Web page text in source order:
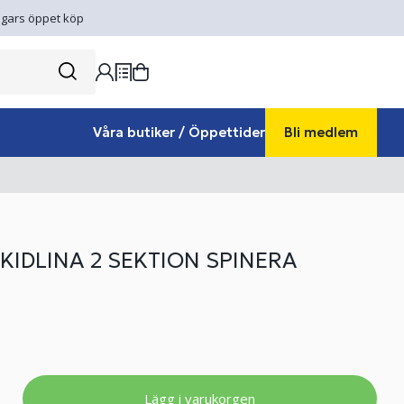
öppet köp
Våra butiker / Öppettider Bli medlem
2 SEKTION SPINERA
Lägg i varukorgen